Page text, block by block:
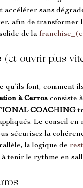
sans
afin de transformer
de la
(et ouvrir plus
font, comment
à Carros consiste
COACHING
Le conseil
sécurisez la
la logique de
tenir le rythme en